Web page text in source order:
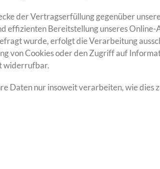
der Vertragserfüllung gegenüber
effizienten Bereitstellung unseres
wurde, erfolgt die Verarbeitung
von Cookies oder den Zugriff auf
widerrufbar.
Daten nur insoweit verarbeiten, wie